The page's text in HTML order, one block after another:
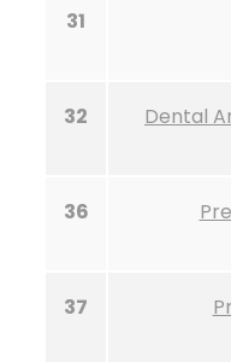
31
32 Dental
36
37